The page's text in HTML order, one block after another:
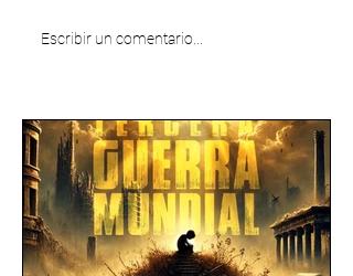
Escribir un comentario...